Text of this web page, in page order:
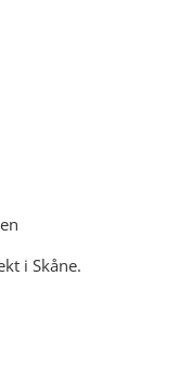
i Skåne.